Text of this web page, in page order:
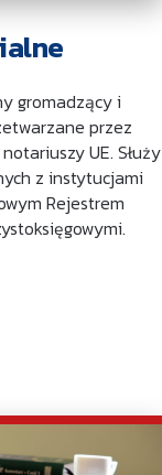
gromadzący i
przez
UE. Służy
z instytucjami
Rejestrem